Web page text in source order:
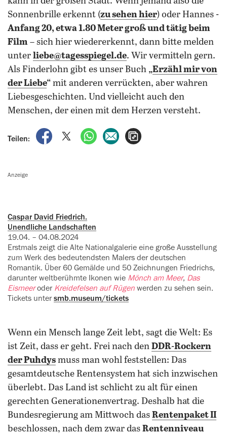
Sonnenbrille erkennt (zu sehen hier) oder Hannes -
Anfang 20, etwa 1.80 Meter groß und tätig beim
Film – sich hier wiedererkennt, dann bitte melden
unter liebe@tagesspiegel.de. Wir vermitteln gern.
Als Finderlohn gibt es unser Buch „Erzähl mir von
der Liebe“ mit anderen verrückten, aber wahren
Liebesgeschichten. Und vielleicht auch den
Menschen, der einen mit dem Herzen versteht.
Teilen:
auf Facebook teilen
auf X teilenper WhatsApp teilen
per E-Mail teilen
Anzeige
Caspar David Friedrich.
Unendliche Landschaften
19.04. – 04.08.2024
Erstmals zeigt die Alte Nationalgalerie eine große Ausstellung
zum Werk des bedeutendsten Malers der deutschen
Romantik. Über 60 Gemälde und 50 Zeichnungen Friedrichs,
darunter weltberühmte Ikonen wie Mönch am Meer, Das
Eismeeroder Kreidefelsen auf Rügen werden zu sehen sein.
Tickets unter smb.museum/tickets
Wenn ein Mensch lange Zeit lebt, sagt die Welt: Es
ist Zeit, dass er geht. Frei nach den DDR-Rockern
der Puhdys muss man wohl feststellen: Das
gesamtdeutsche Rentensystem hat sich inzwischen
überlebt. Das Land ist schlicht zu alt für einen
gerechten Generationenvertrag. Deshalb hat die
Bundesregierung am Mittwoch das Rentenpaket II
beschlossen, nach dem zwar das Rentenniveau